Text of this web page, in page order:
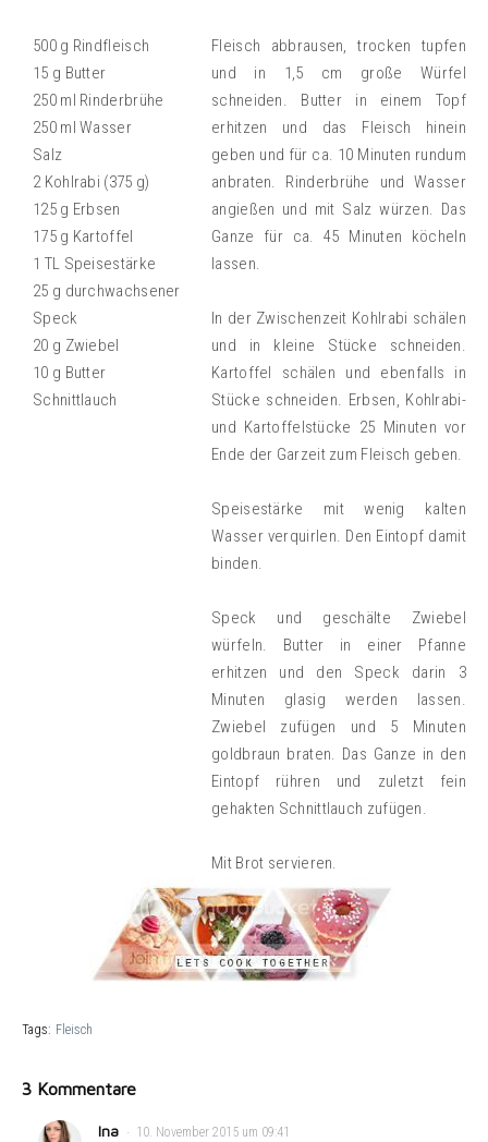
500 g Rindfleisch
15 g Butter
250 ml Rinderbrühe
250 ml Wasser
Salz
2 Kohlrabi (375 g)
125 g Erbsen
175 g Kartoffel
1 TL Speisestärke
25 g durchwachsener
Speck
20 g Zwiebel
10 g Butter
Schnittlauch
Fleisch abbrausen, trocken tupfen
und in 1,5 cm große Würfel
schneiden. Butter in einem Topf
erhitzen und das Fleisch hinein
geben und für ca. 10 Minuten rundum
anbraten. Rinderbrühe und Wasser
angießen und mit Salz würzen. Das
Ganze für ca. 45 Minuten köcheln
lassen.
In der Zwischenzeit Kohlrabi schälen
und in kleine Stücke schneiden.
Kartoffel schälen und ebenfalls in
Stücke schneiden. Erbsen, Kohlrabi-
und Kartoffelstücke 25 Minuten vor
Ende der Garzeit zum Fleisch geben.
Speisestärke mit wenig kalten
Wasser verquirlen. Den Eintopf damit
binden.
Speck und geschälte Zwiebel
würfeln. Butter in einer Pfanne
erhitzen und den Speck darin 3
Minuten glasig werden lassen.
Zwiebel zufügen und 5 Minuten
goldbraun braten. Das Ganze in den
Eintopf rühren und zuletzt fein
gehakten Schnittlauch zufügen.
Mit Brot servieren.
Tags: Fleisch
3 Kommentare
Ina 10. November 2015 um 09:41